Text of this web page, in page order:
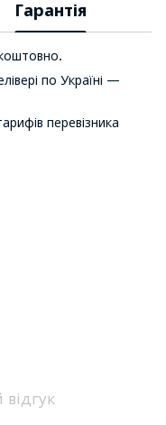
Гарантія
по Україні —
перевізника